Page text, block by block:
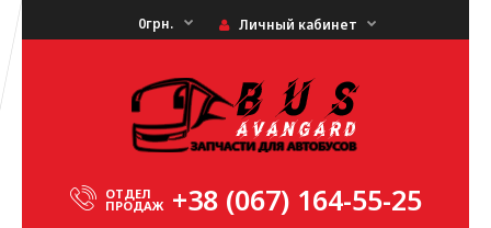
0грн. Личный кабинет
ОТДЕЛ
ПРОДАЖ +38 (067) 164-55-25